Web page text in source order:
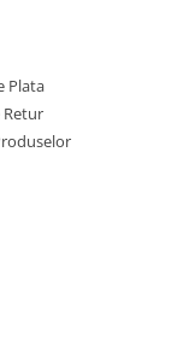
Plata
Retur